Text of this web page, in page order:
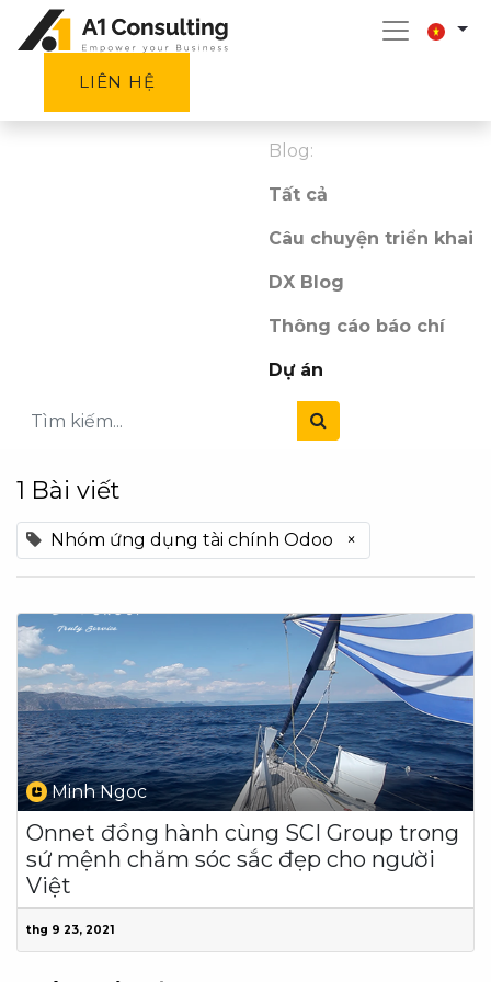
LIÊN HỆ
Blog:
Tất cả
Câu chuyện triển khai
DX Blog
Thông cáo báo chí
Dự án
1 Bài viết
Nhóm ứng dụng tài chính Odoo ×
Minh Ngoc
Onnet đồng hành cùng SCI Group trong
sứ mệnh chăm sóc sắc đẹp cho người
Việt
thg 9 23, 2021